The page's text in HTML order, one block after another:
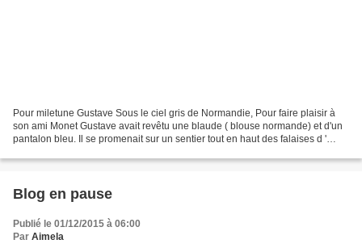
Pour miletune Gustave Sous le ciel gris de Normandie, Pour faire plaisir à
son ami Monet Gustave avait revêtu une blaude ( blouse normande) et d'un
pantalon bleu. Il se promenait sur un sentier tout en haut des falaises d '
Blog en pause
Publié le 01/12/2015 à 06:00
Par Aimela